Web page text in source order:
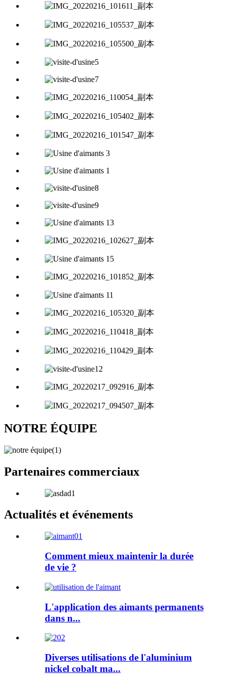
NOTRE ÉQUIPE
Partenaires commerciaux
Actualités et événements
Comment mieux maintenir la durée
de vie ?
L'application des aimants permanents
dans n...
Diverses utilisations de l'aluminium
nickel cobalt ma...